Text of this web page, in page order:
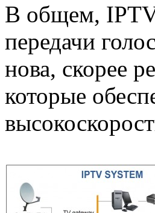
В общем, IPTV
передачи
нова, скорее
которые